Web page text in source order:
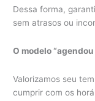
Dessa forma,
sem atrasos ou
O modelo
Valorizamos seu
cumprir com os